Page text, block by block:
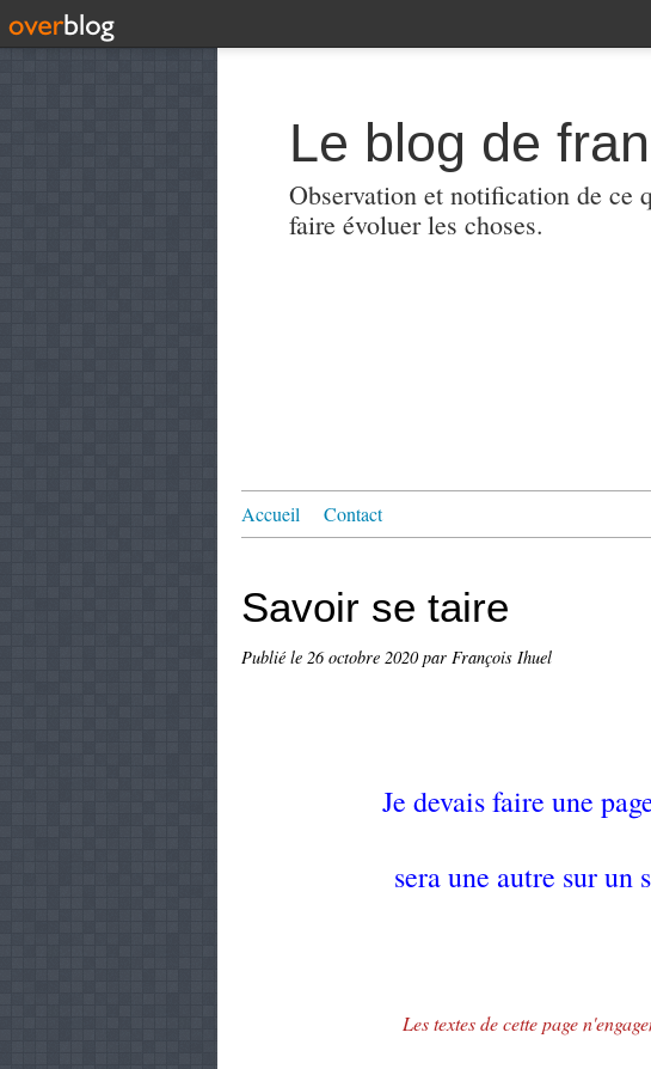
Le blog de
Observation et notification de ce
faire évoluer les choses.
Accueil Contact
Savoir se taire
Publié le 26 octobre 2020par François Ihuel
Je devais faire une
sera une autre sur un
Les textes de cette page